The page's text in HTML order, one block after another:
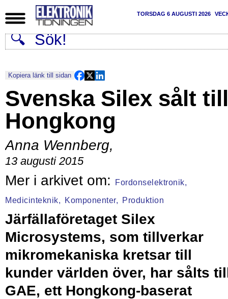
TORSDAG 6 AUGUSTI 2026
Kopiera länk till sidan
Svenska Silex sålt till
Hongkong
Anna Wennberg,
13 augusti 2015
Fordonselektronik,
Medicinteknik, Komponenter, Produktion
Järfällaföretaget Silex
Microsystems, som tillverkar
mikromekaniska kretsar till
kunder världen över, har sålts
GAE, ett Hongkong-baserat